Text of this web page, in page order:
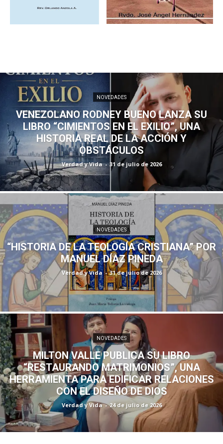
NOVEDADES
VENEZOLANO RODNEY BUENO LANZA SU
LIBRO “CIMIENTOS EN EL EXILIO”, UNA
HISTORIA REAL DE LA ACCIÓN Y
OBSTÁCULOS
Verdad y Vida - 31 de julio de 2026
NOVEDADES
“HISTORIA DE LA TEOLOGÍA CRISTIANA” POR
MANUEL DÍAZ PINEDA
Verdad y Vida - 31 de julio de 2026
NOVEDADES
MILTON VALLE PUBLICA SU LIBRO
“RESTAURANDO MATRIMONIOS”, UNA
HERRAMIENTA PARA EDIFICAR RELACIONES
CON EL DISEÑO DE DIOS
Verdad y Vida - 24 de julio de 2026